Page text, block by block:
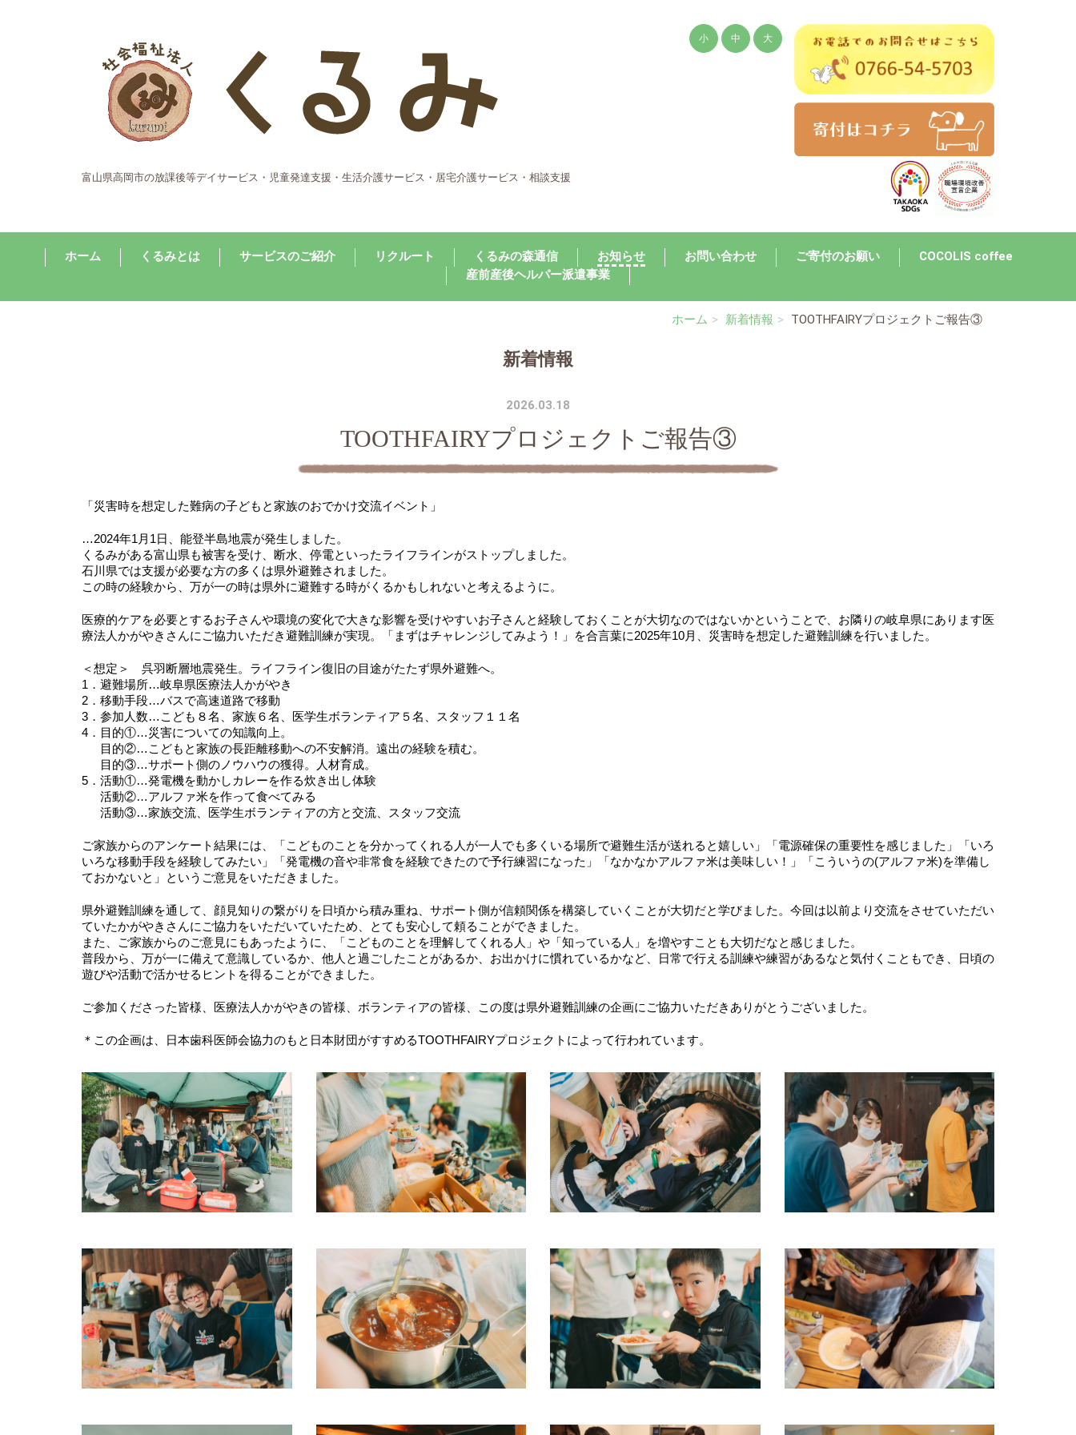
富山県高岡市の放課後等デイサービス・児童発達支援・生活介護サービス・居宅介護サービス・相談支援
小 中 大
ホーム くるみとは サービスのご紹介 リクルート くるみの森通信 お知らせ お問い合わせ ご寄付のお願い
COCOLIS coffee
産前産後ヘルパー派遣事業
ホーム 新着情報 TOOTHFAIRYプロジェクトご報告③
新着情報
2026.03.18
TOOTHFAIRYプロジェクトご報告③
「災害時を想定した難病の子どもと家族のおでかけ交流イベント」
…2024年1月1日、能登半島地震が発生しました。
くるみがある富山県も被害を受け、断水、停電といったライフラインがストップしました。
石川県では支援が必要な方の多くは県外避難されました。
この時の経験から、万が一の時は県外に避難する時がくるかもしれないと考えるように。
医療的ケアを必要とするお子さんや環境の変化で大きな影響を受けやすいお子さんと経験しておくことが大切なのではないかということで、お隣りの岐阜県にあります医
療法人かがやきさんにご協力いただき避難訓練が実現。「まずはチャレンジしてみよう！」を合言葉に2025年10月、災害時を想定した避難訓練を行いました。
＜想定＞ 呉羽断層地震発生。ライフライン復旧の目途がたたず県外避難へ。
1．避難場所…岐阜県医療法人かがやき
2．移動手段…バスで高速道路で移動
3．参加人数…こども８名、家族６名、医学生ボランティア５名、スタッフ１１名
4．目的①…災害についての知識向上。
目的②…こどもと家族の長距離移動への不安解消。遠出の経験を積む。
目的③…サポート側のノウハウの獲得。人材育成。
5．活動①…発電機を動かしカレーを作る炊き出し体験
活動②…アルファ米を作って食べてみる
活動③…家族交流、医学生ボランティアの方と交流、スタッフ交流
ご家族からのアンケート結果には、「こどものことを分かってくれる人が一人でも多くいる場所で避難生活が送れると嬉しい」「電源確保の重要性を感じました」「いろ
いろな移動手段を経験してみたい」「発電機の音や非常食を経験できたので予行練習になった」「なかなかアルファ米は美味しい！」「こういうの(アルファ米)を準備し
ておかないと」というご意見をいただきました。
県外避難訓練を通して、顔見知りの繋がりを日頃から積み重ね、サポート側が信頼関係を構築していくことが大切だと学びました。今回は以前より交流をさせていただい
ていたかがやきさんにご協力をいただいていたため、とても安心して頼ることができました。
また、ご家族からのご意見にもあったように、「こどものことを理解してくれる人」や「知っている人」を増やすことも大切だなと感じました。
普段から、万が一に備えて意識しているか、他人と過ごしたことがあるか、お出かけに慣れているかなど、日常で行える訓練や練習があるなと気付くこともでき、日頃の
遊びや活動で活かせるヒントを得ることができました。
ご参加くださった皆様、医療法人かがやきの皆様、ボランティアの皆様、この度は県外避難訓練の企画にご協力いただきありがとうございました。
＊この企画は、日本歯科医師会協力のもと日本財団がすすめるTOOTHFAIRYプロジェクトによって行われています。